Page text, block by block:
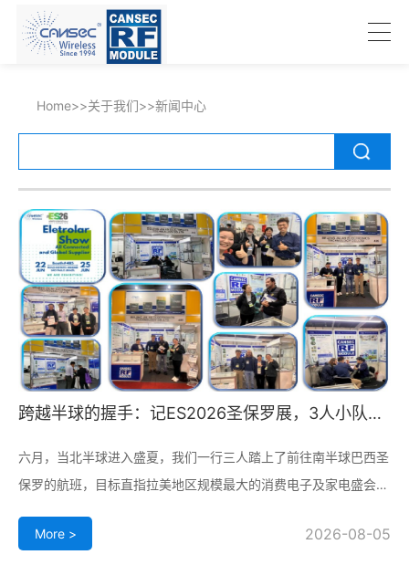
Home>>关于我们>>新闻中心
跨越半球的握手：记ES2026圣保罗展，3人小队的
六月，当北半球进入盛夏，我们一行三人踏上了前往南半球巴西圣
保罗的航班，目标直指拉美地区规模最大的消费电子及家电盛会
是一场展会，更像是一次穿越半个地球的“极限挑战”。全程近30小
More > 2026-08-05